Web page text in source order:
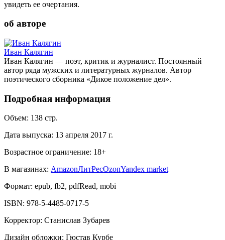
увидеть ее очертания.
об авторе
Иван Калягин
Иван Калягин — поэт, критик и журналист. Постоянный
автор ряда мужских и литературных журналов. Автор
поэтического сборника «Дикое положение дел».
Подробная информация
Объем: 138 стр.
Дата выпуска: 13 апреля 2017 г.
Возрастное ограничение: 18+
В магазинах: AmazonЛитРесOzonYandex market
Формат: epub, fb2, pdfRead, mobi
ISBN: 978-5-4485-0717-5
Корректор: Станислав Зубарев
Дизайн обложки: Гюстав Курбе